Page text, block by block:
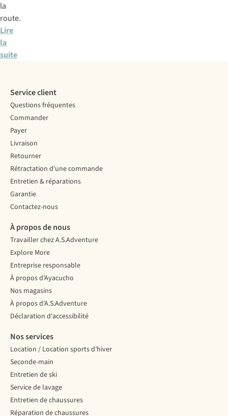
la
route.
Lire
la
suite
Service client
Questions fréquentes
Commander
Payer
Livraison
Retourner
Rétractation d'une commande
Entretien & réparations
Garantie
Contactez-nous
À propos de nous
Travailler chez A.S.Adventure
Explore More
Entreprise responsable
À propos d’Ayacucho
Nos magasins
À propos d’A.S.Adventure
Déclaration d'accessibilité
Nos services
Location / Location sports d’hiver
Seconde-main
Entretien de ski
Service de lavage
Entretien de chaussures
Réparation de chaussures